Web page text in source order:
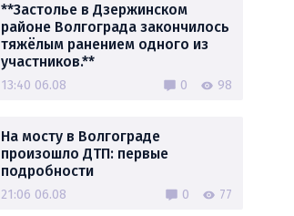
**Застолье в Дзержинском
районе Волгограда закончилось
тяжёлым ранением одного из
участников.**
13:40 06.08 0 98
На мосту в Волгограде
произошло ДТП: первые
подробности
21:06 06.08 0 77